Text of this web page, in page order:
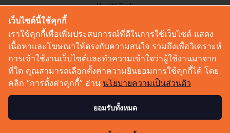
HealthTech
Corp Innov
Saucy Thoughts
Sustainable
Videos
Podcast
เว็บไซต์นี้ใช้คุกกี้
เราใช้คุกกี้เพื่อเพิ่มประสบการณ์ที่ดีในการใช้เว็บไซต์ แสดง
เนื้อหาและโฆษณาให้ตรงกับความสนใจ รวมถึงเพื่อวิเคราะห์
การเข้าใช้งานเว็บไซต์และทำความเข้าใจว่าผู้ใช้งานมาจาก
ที่ใด คุณสามารถเลือกตั้งค่าความยินยอมการใช้คุกกี้ได้ โดย
คลิก “การตั้งค่าคุกกี้” อ่าน นโยบายความเป็นส่วนตัว
ยอมรับทั้งหมด